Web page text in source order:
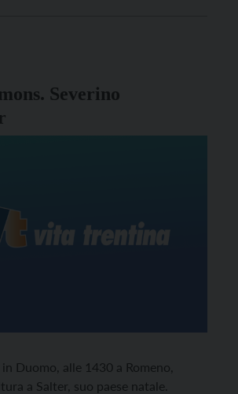
Severino
Duomo, alle 1430 a Romeno,
a Salter, suo paese natale.